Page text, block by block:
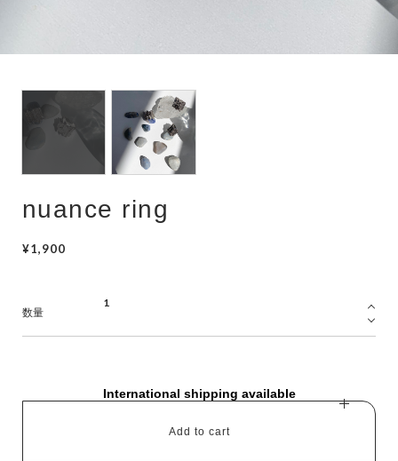
choker
nuance ring
¥1,900
数量
International shipping available
Add to cart